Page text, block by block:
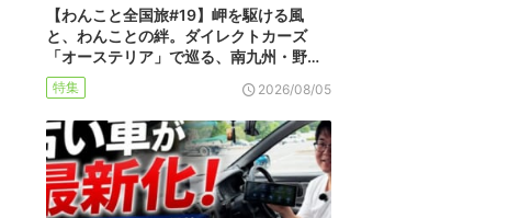
【わんこと全国旅#19】岬を駆ける風
と、わんことの絆。ダイレクトカーズ
「オーステリア」で巡る、南九州・野…
特集 2026/08/05